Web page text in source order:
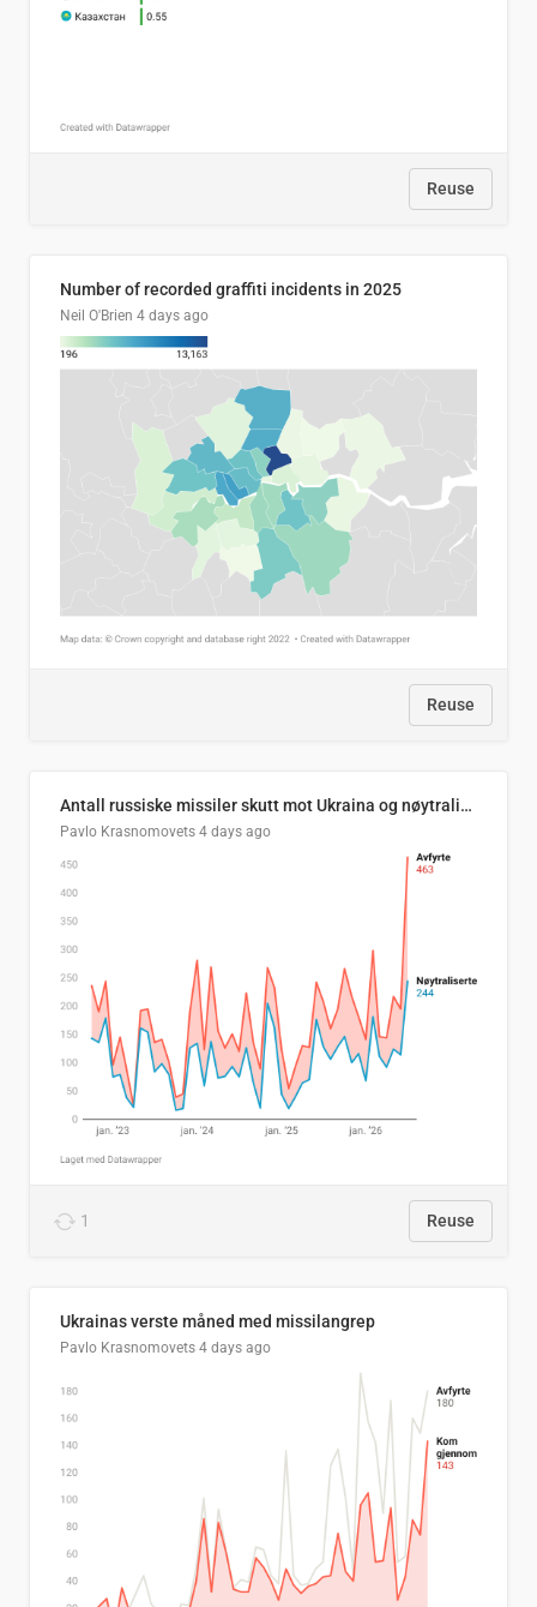
Reuse
Number of recorded graffiti incidents in 2025
Neil O'Brien 4 days ago
Reuse
Antall russiske missiler skutt mot Ukraina og nøytralisert, per måned
Pavlo Krasnomovets 4 days ago
1 Reuse
Ukrainas verste måned med missilangrep
Pavlo Krasnomovets 4 days ago